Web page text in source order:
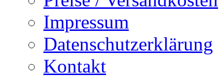
Impressum
Datenschutzerklärung
Kontakt